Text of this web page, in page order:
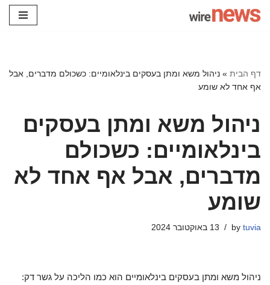
דף הבית » ניהול משא ומתן בעסקים בינלאומיים: כשכולם מדברים, אבל
אף אחד לא שומע
ניהול משא ומתן בעסקים
בינלאומיים: כשכולם
מדברים, אבל אף אחד לא
שומע
by tuvia 13 באוקטובר 2024
ניהול משא ומתן בעסקים בינלאומיים הוא כמו הליכה על גשר דק: